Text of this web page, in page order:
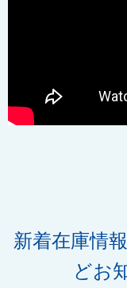
新着在庫情
どお